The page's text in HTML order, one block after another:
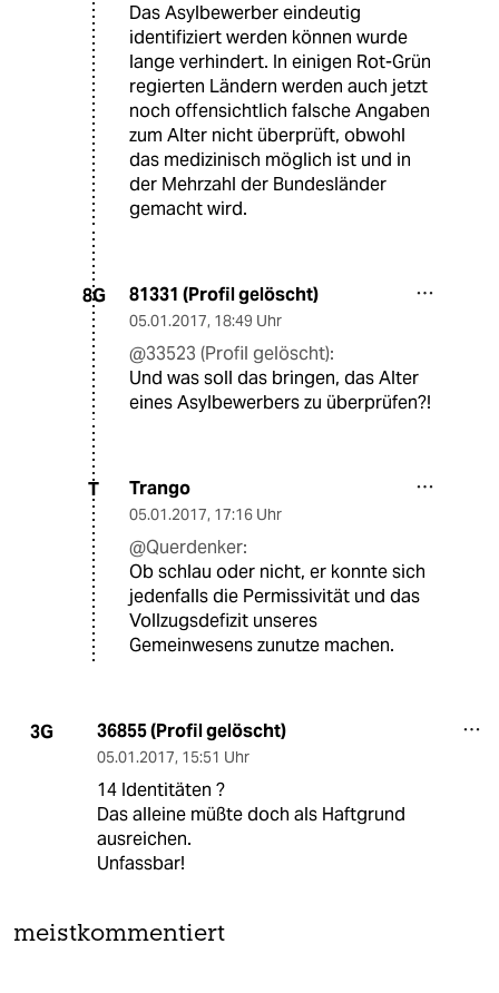
Das Asylbewerber eindeutig
identifiziert werden können wurde
lange verhindert. In einigen Rot-Grün
regierten Ländern werden auch jetzt
noch offensichtlich falsche Angaben
zum Alter nicht überprüft, obwohl
das medizinisch möglich ist und in
der Mehrzahl der Bundesländer
gemacht wird.
8G 81331 (Profil gelöscht)
05.01.2017, 18:49 Uhr
@33523 (Profil gelöscht):
Und was soll das bringen, das Alter
eines Asylbewerbers zu überprüfen?!
T Trango
05.01.2017, 17:16 Uhr
@Querdenker:
Ob schlau oder nicht, er konnte sich
jedenfalls die Permissivität und das
Vollzugsdefizit unseres
Gemeinwesens zunutze machen.
3G 36855 (Profil gelöscht)
05.01.2017, 15:51 Uhr
14 Identitäten ?
Das alleine müßte doch als Haftgrund
ausreichen.
Unfassbar!
meistkommentiert